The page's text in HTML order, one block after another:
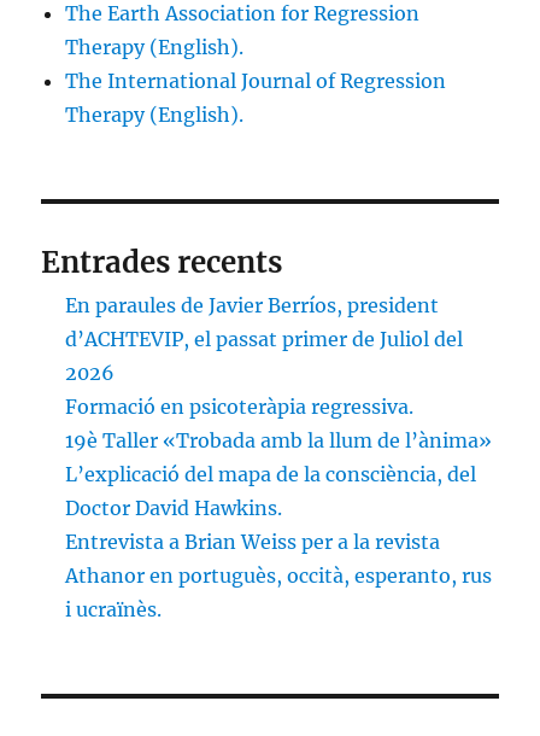
The Earth Association for Regression
Therapy (English).
The International Journal of Regression
Therapy (English).
Entrades recents
En paraules de Javier Berríos, president
d’ACHTEVIP, el passat primer de Juliol del
2026
Formació en psicoteràpia regressiva.
19è Taller «Trobada amb la llum de l’ànima»
L’explicació del mapa de la consciència, del
Doctor David Hawkins.
Entrevista a Brian Weiss per a la revista
Athanor en portuguès, occità, esperanto, rus
i ucraïnès.